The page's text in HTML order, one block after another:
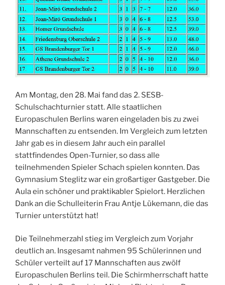
Am Montag, den 28. Mai fand das 2. SESB-
Schulschachturnier statt. Alle staatlichen
Europaschulen Berlins waren eingeladen bis zu zwei
Mannschaften zu entsenden. Im Vergleich zum letzten
Jahr gab es in diesem Jahr auch ein parallel
stattfindendes Open-Turnier, so dass alle
teilnehmenden Spieler Schach spielen konnten. Das
Gymnasium Steglitz war ein großartiger Gastgeber. Die
Aula ein schöner und praktikabler Spielort. Herzlichen
Dank an die Schulleiterin Frau Antje Lükemann, die das
Turnier unterstützt hat!
Die Teilnehmerzahl stieg im Vergleich zum Vorjahr
deutlich an. Insgesamt nahmen 95 Schülerinnen und
Schüler verteilt auf 17 Mannschaften aus zwölf
Europaschulen Berlins teil. Die Schirmherrschaft hatte